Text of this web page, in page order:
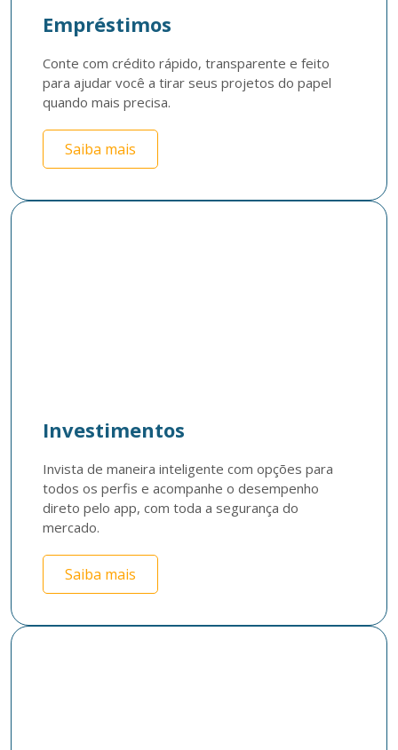
Empréstimos
Conte com crédito rápido, transparente e feito
para ajudar você a tirar seus projetos do papel
quando mais precisa.
Saiba mais
Investimentos
Invista de maneira inteligente com opções para
todos os perfis e acompanhe o desempenho
direto pelo app, com toda a segurança do
mercado.
Saiba mais